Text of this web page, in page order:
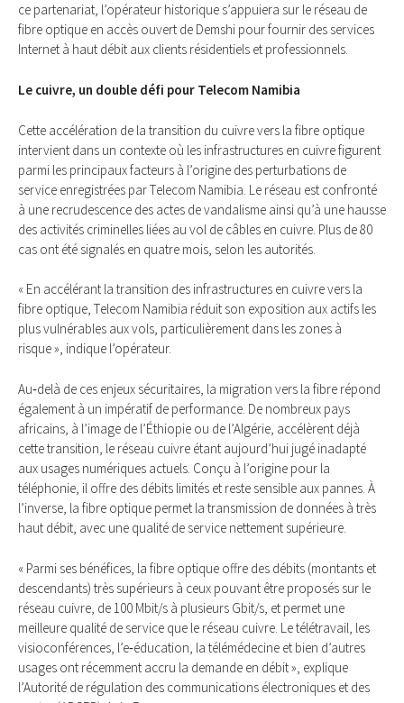
ce partenariat, l’opérateur historique s’appuiera sur le réseau de
fibre optique en accès ouvert de Demshi pour fournir des services
Internet à haut débit aux clients résidentiels et professionnels.
Le cuivre, un double défi pour Telecom Namibia
Cette accélération de la transition du cuivre vers la fibre optique
intervient dans un contexte où les infrastructures en cuivre figurent
parmi les principaux facteurs à l’origine des perturbations de
service enregistrées par Telecom Namibia. Le réseau est confronté
à une recrudescence des actes de vandalisme ainsi qu’à une hausse
des activités criminelles liées au vol de câbles en cuivre. Plus de 80
cas ont été signalés en quatre mois, selon les autorités.
« En accélérant la transition des infrastructures en cuivre vers la
fibre optique, Telecom Namibia réduit son exposition aux actifs les
plus vulnérables aux vols, particulièrement dans les zones à
risque », indique l’opérateur.
Au‑delà de ces enjeux sécuritaires, la migration vers la fibre répond
également à un impératif de performance. De nombreux pays
africains, à l’image de l’Éthiopie ou de l’Algérie, accélèrent déjà
cette transition, le réseau cuivre étant aujourd’hui jugé inadapté
aux usages numériques actuels. Conçu à l’origine pour la
téléphonie, il offre des débits limités et reste sensible aux pannes. À
l’inverse, la fibre optique permet la transmission de données à très
haut débit, avec une qualité de service nettement supérieure.
« Parmi ses bénéfices, la fibre optique offre des débits (montants et
descendants) très supérieurs à ceux pouvant être proposés sur le
réseau cuivre, de 100 Mbit/s à plusieurs Gbit/s, et permet une
meilleure qualité de service que le réseau cuivre. Le télétravail, les
visioconférences, l’e‑éducation, la télémédecine et bien d’autres
usages ont récemment accru la demande en débit », explique
l’Autorité de régulation des communications électroniques et des